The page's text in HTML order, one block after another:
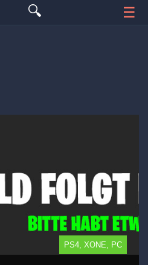
🔍 ☰
PS4, XONE, PC